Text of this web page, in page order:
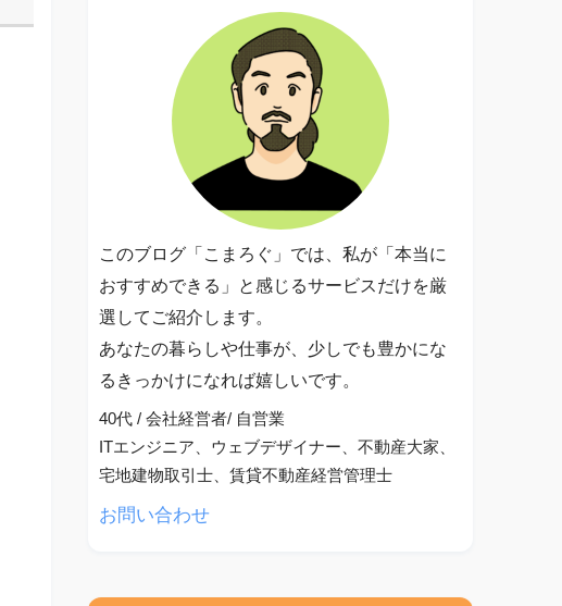
このブログ「こまろぐ」では、私が「本当に
おすすめできる」と感じるサービスだけを厳
選してご紹介します。
あなたの暮らしや仕事が、少しでも豊かにな
るきっかけになれば嬉しいです。
40代 / 会社経営者/ 自営業
ITエンジニア、ウェブデザイナー、不動産大家、
宅地建物取引士、賃貸不動産経営管理士
お問い合わせ